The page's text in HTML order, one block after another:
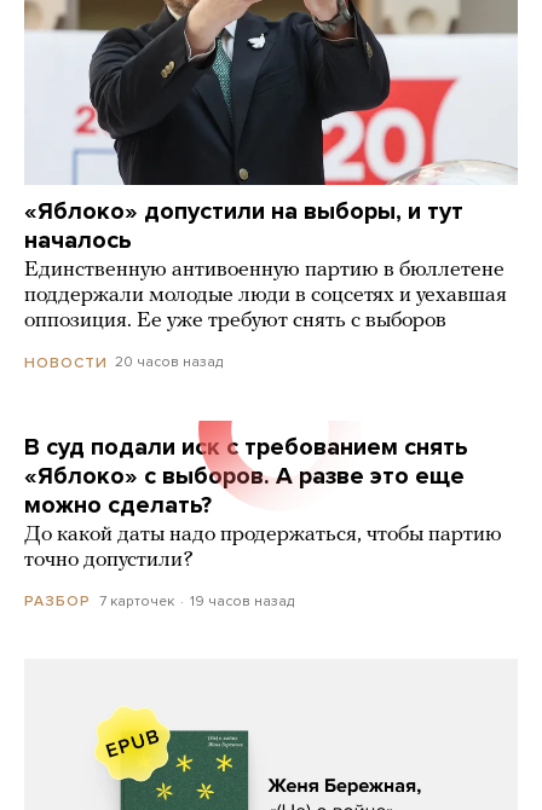
«Яблоко» допустили на выборы, и тут
началось
Единственную антивоенную партию в бюллетене
поддержали молодые люди в соцсетях и уехавшая
оппозиция. Ее уже требуют снять с выборов
НОВОСТИ 20 часов назад
В суд подали иск с требованием снять
«Яблоко» с выборов. А разве это еще
можно сделать?
До какой даты надо продержаться, чтобы партию
точно допустили?
РАЗБОР 7 карточек 19 часов назад